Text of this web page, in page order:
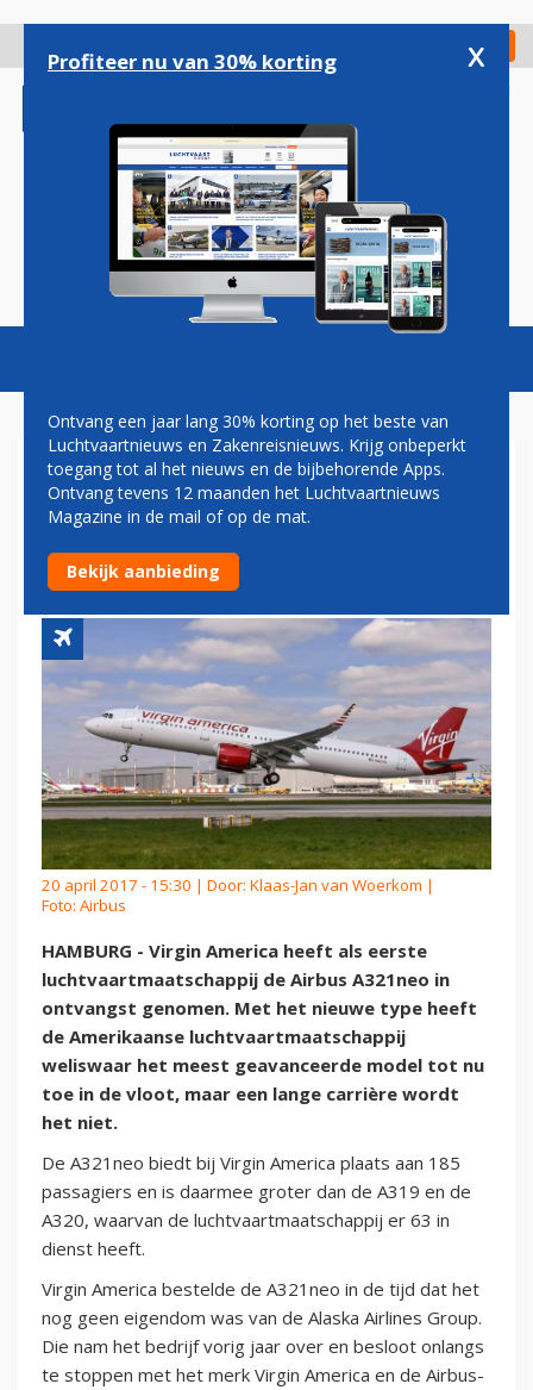
gaan
Check in
Magazine Podcasts Vacatures
VIRGIN AMERICA NEEMT
'ONGEWENSTE' A321NEO IN
ONTVANGST
20 april 2017 - 15:30 | Door: Klaas-Jan van Woerkom |
Foto: Airbus
HAMBURG - Virgin America heeft als eerste
luchtvaartmaatschappij de Airbus A321neo in
ontvangst genomen. Met het nieuwe type heeft
de Amerikaanse luchtvaartmaatschappij
weliswaar het meest geavanceerde model tot nu
toe in de vloot, maar een lange carrière wordt
het niet.
De A321neo biedt bij Virgin America plaats aan 185
passagiers en is daarmee groter dan de A319 en de
A320, waarvan de luchtvaartmaatschappij er 63 in
dienst heeft.
Virgin America bestelde de A321neo in de tijd dat het
nog geen eigendom was van de Alaska Airlines Group.
Die nam het bedrijf vorig jaar over en besloot onlangs
te stoppen met het merk Virgin America en de Airbus-
Profiteer nu van 30% korting x
Ontvang een jaar lang 30% korting op het beste van
Luchtvaartnieuws en Zakenreisnieuws. Krijg onbeperkt
toegang tot al het nieuws en de bijbehorende Apps.
Ontvang tevens 12 maanden het Luchtvaartnieuws
Magazine in de mail of op de mat.
Bekijk aanbieding